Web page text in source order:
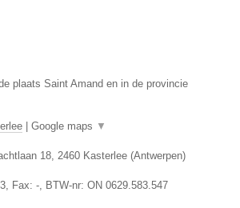
plaats Saint Amand en in de provincie
Google maps ▼
18, 2460 Kasterlee (Antwerpen)
, Fax: -, BTW-nr: ON 0629.583.547